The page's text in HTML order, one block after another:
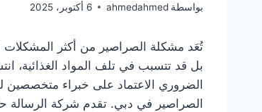
بواسطة ahmedahmed 6 أكتوبر، 2025
تُعَد مشكلة الصراصير من أكثر المشكلات
بل قد تتسبب في تلف المواد الغذائية،
الضروري الاعتماد على خبراء متخصصين
الصراصير في دبي. تقدم شركة الرسالة